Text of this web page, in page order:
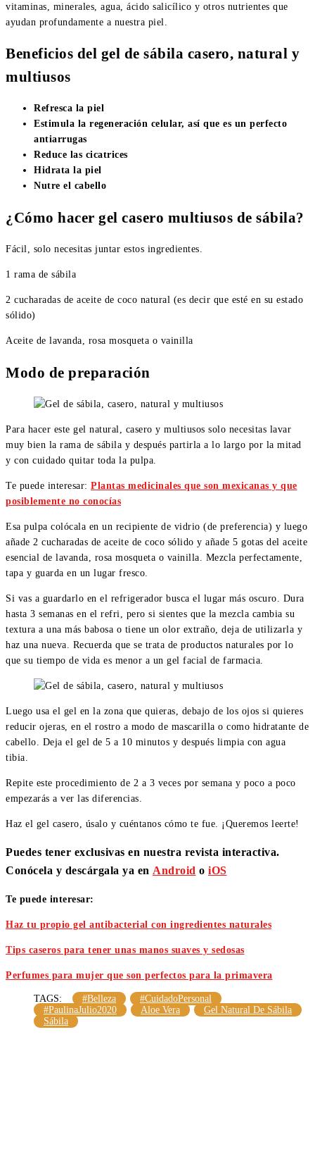
vitaminas, minerales, agua, ácido salicílico y otros nutrientes que
ayudan profundamente a nuestra piel.
Beneficios del gel de sábila casero, natural y
multiusos
Refresca la piel
Estimula la regeneración celular, así que es un perfecto
antiarrugas
Reduce las cicatrices
Hidrata la piel
Nutre el cabello
¿Cómo hacer gel casero multiusos de sábila?
Fácil, solo necesitas juntar estos ingredientes.
1 rama de sábila
2 cucharadas de aceite de coco natural (es decir que esté en su estado
sólido)
Aceite de lavanda, rosa mosqueta o vainilla
Modo de preparación
Para hacer este gel natural, casero y multiusos solo necesitas lavar
muy bien la rama de sábila y después partirla a lo largo por la mitad
y con cuidado quitar toda la pulpa.
Te puede interesar: Plantas medicinales que son mexicanas y que
posiblemente no conocías
Esa pulpa colócala en un recipiente de vidrio (de preferencia) y luego
añade 2 cucharadas de aceite de coco sólido y añade 5 gotas del aceite
esencial de lavanda, rosa mosqueta o vainilla. Mezcla perfectamente,
tapa y guarda en un lugar fresco.
Si vas a guardarlo en el refrigerador busca el lugar más oscuro. Dura
hasta 3 semanas en el refri, pero si sientes que la mezcla cambia su
textura a una más babosa o tiene un olor extraño, deja de utilizarla y
haz una nueva. Recuerda que se trata de productos naturales por lo
que su tiempo de vida es menor a un gel facial de farmacia.
Luego usa el gel en la zona que quieras, debajo de los ojos si quieres
reducir ojeras, en el rostro a modo de mascarilla o como hidratante de
cabello. Deja el gel de 5 a 10 minutos y después limpia con agua
tibia.
Repite este procedimiento de 2 a 3 veces por semana y poco a poco
empezarás a ver las diferencias.
Haz el gel casero, úsalo y cuéntanos cómo te fue. ¡Queremos leerte!
Puedes tener exclusivas en nuestra revista interactiva.
Conócela y descárgala ya en Android o iOS
Te puede interesar:
Haz tu propio gel antibacterial con ingredientes naturales
Tips caseros para tener unas manos suaves y sedosas
Perfumes para mujer que son perfectos para la primavera
TAGS: #Belleza
#CuidadoPersonal
#PaulinaJulio2020
Aloe Vera
Gel Natural De Sábila
Sábila